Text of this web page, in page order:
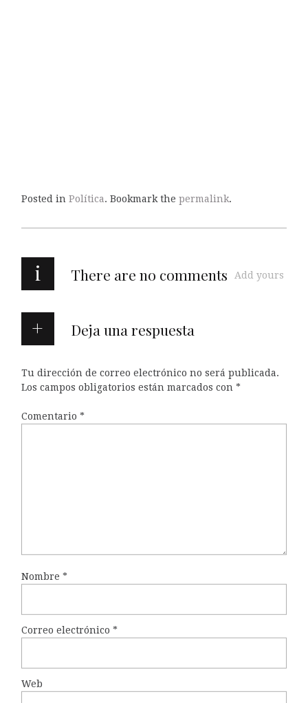
Posted in Política. Bookmark the permalink.
i There are no comments Add yours
Deja una respuesta
Tu dirección de correo electrónico no será publicada.
Los campos obligatorios están marcados con *
Comentario *
Nombre *
Correo electrónico *
Web